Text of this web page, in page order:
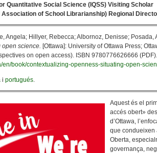
Quantitative Social Science (IQSS) Visiting Scholar
Association of School Librarianship) Regional
Angela; Hillyer, Rebecca; Albornoz, Denisse;
science. [Ottawa]: University of Ottawa Press;
on open access). ISBN 9780776626666
en/book/contextualizing-openness-situating-open-
i portugués.
Aquest és el
accés obert»
d’Ottawa,
que condueixen
Oberta,
governança,